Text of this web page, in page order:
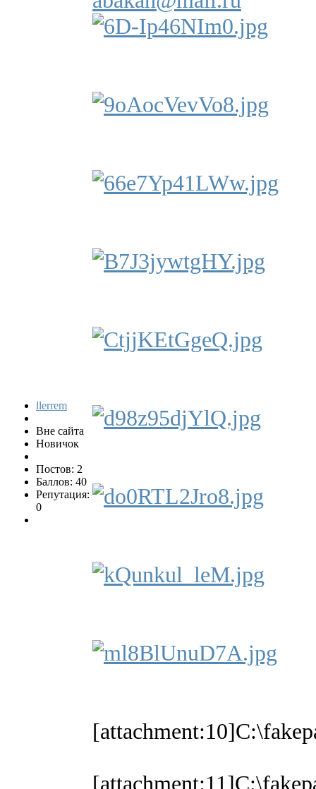
llerrem
Вне сайта
Новичок
Постов: 2
Баллов: 40
Репутация:
0